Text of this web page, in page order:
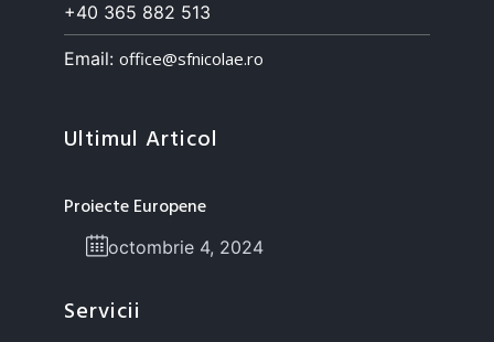
+40 365 882 513
Email: office@sfnicolae.ro
Ultimul Articol
Proiecte Europene
octombrie 4, 2024
Servicii